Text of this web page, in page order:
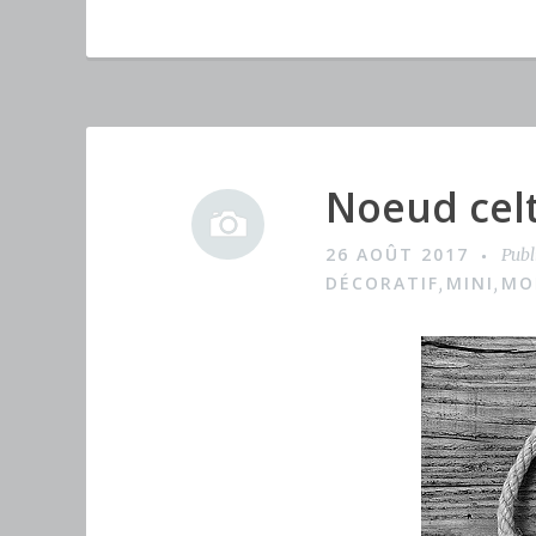
e
k
te re
I
a
Noeud
26 AOÛT 2017
DÉCORATIF, MINI,